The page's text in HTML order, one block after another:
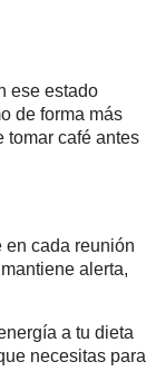
ese estado
de forma más
tomar café antes
en cada reunión
alerta,
a tu dieta
necesitas para